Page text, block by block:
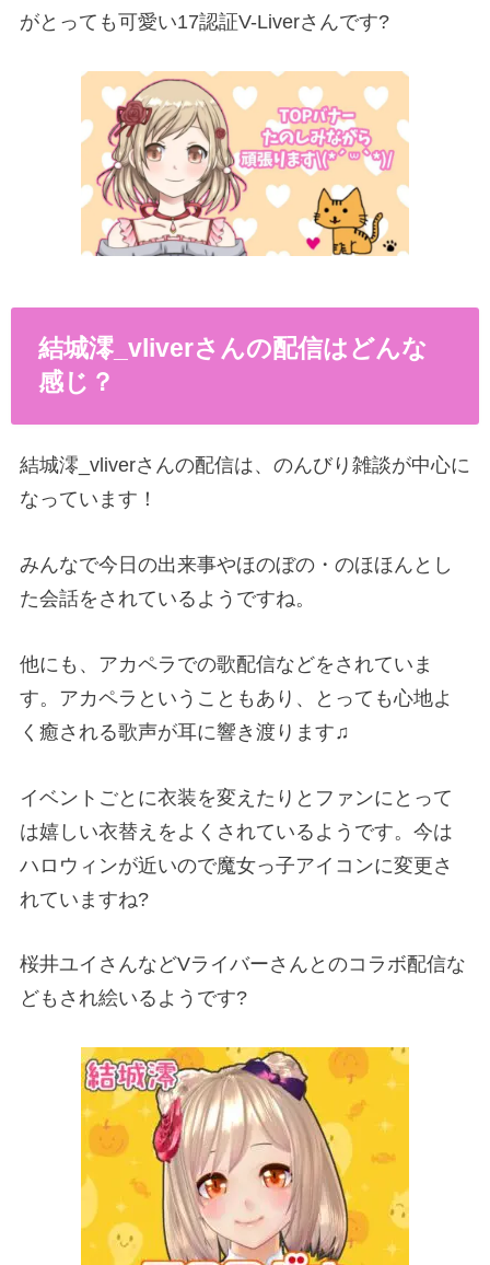
がとっても可愛い17認証V-Liverさんです?
結城澪_vliverさんの配信はどんな
感じ？
結城澪 _vliverさんの配信は、のんびり雑談が中心に
なっています！
みんなで今日の出来事やほのぼの・のほほんとし
た会話をされているようですね。
他にも、アカペラでの歌配信などをされていま
す。アカペラということもあり、とっても心地よ
く癒される歌声が耳に響き渡ります♫
イベントごとに衣装を変えたりとファンにとって
は嬉しい衣替えをよくされているようです。今は
ハロウィンが近いので魔女っ子アイコンに変更さ
れていますね?
桜井ユイさんなどVライバーさんとのコラボ配信な
どもされ絵いるようです?